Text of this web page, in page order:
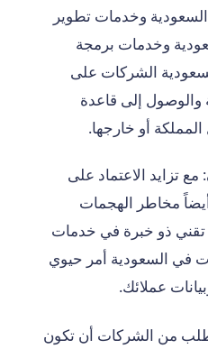
وخدمات تطوير
وخدمات برمجة
الشركات على
والوصول إلى قاعدة
أو خارجها.
: مع تزايد الاعتماد على
أيضاً مخاطر الهجمات
تقني ذو خبرة في خدمات
في السعودية أمر حيوي
عملائك.
من الشركات أن تكون